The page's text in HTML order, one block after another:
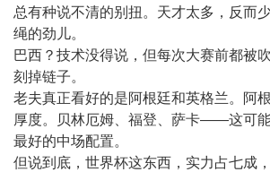
总有种说不清的别扭。天才太多，反而
绳的劲儿。
巴西？技术没得说，但每次大赛前都被
刻掉链子。
老夫真正看好的是阿根廷和英格兰。阿
厚度。贝林厄姆、福登、萨卡——这可
最好的中场配置。
但说到底，世界杯这东西，实力占七成